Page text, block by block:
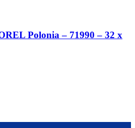
Polonia – 71990 – 32 x